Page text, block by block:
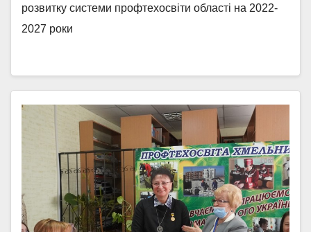
розвитку системи профтехосвіти області на 2022-
2027 роки